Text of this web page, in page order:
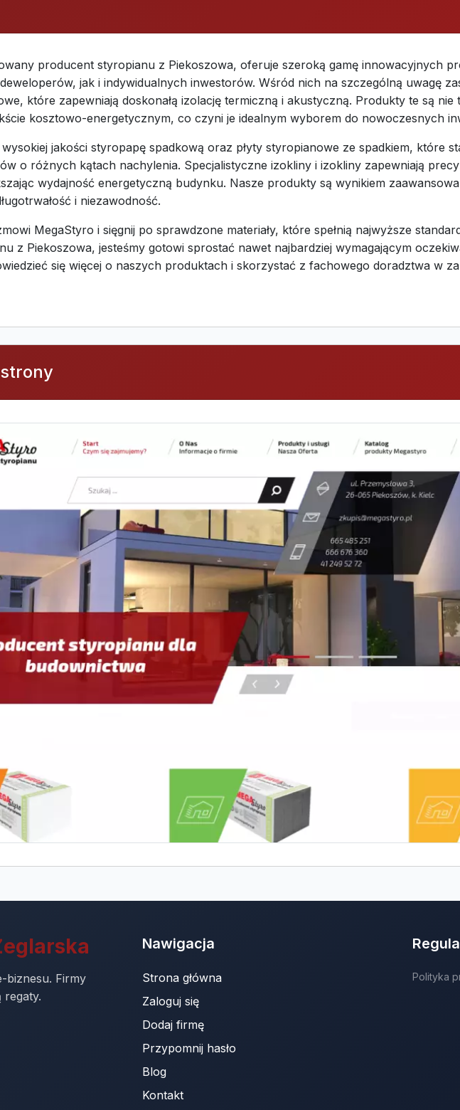
producent styropianu z Piekoszowa, oferuje szeroką gamę innowacyjnych
jak i indywidualnych inwestorów. Wśród nich na szczególną uwagę
które zapewniają doskonałą izolację termiczną i akustyczną. Produkty te są
kosztowo-energetycznym, co czyni je idealnym wyborem do nowoczesnych
jakości styropapę spadkową oraz płyty styropianowe ze spadkiem, które
o różnych kątach nachylenia. Specjalistyczne izokliny i izokliny zapewniają
wydajność energetyczną budynku. Nasze produkty są wynikiem
i niezawodność.
MegaStyro i sięgnij po sprawdzone materiały, które spełnią najwyższe
z Piekoszowa, jesteśmy gotowi sprostać nawet najbardziej wymagającym
się więcej o naszych produktach i skorzystać z fachowego doradztwa w
biznesu. Firmy
Nawigacja
Strona główna
Zaloguj się
Dodaj firmę
Przypomnij hasło
Blog
Kontakt
Polityka